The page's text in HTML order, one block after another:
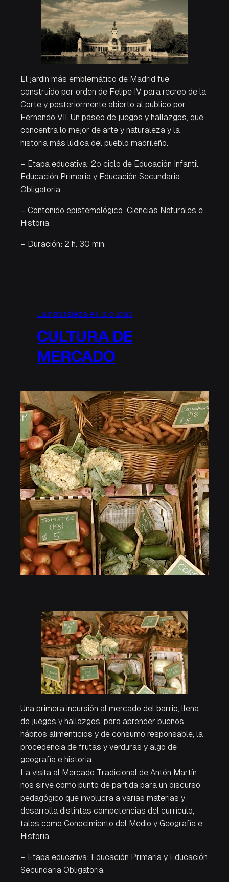
El jardín más emblemático de Madrid fue
construido por orden de Felipe IV para recreo de la
Corte y posteriormente abierto al público por
Fernando VII. Un paseo de juegos y hallazgos, que
concentra lo mejor de arte y naturaleza y la
historia más lúdica del pueblo madrileño.
– Etapa educativa: 2º ciclo de Educación Infantil,
Educación Primaria y Educación Secundaria
Obligatoria.
– Contenido epistemológico: Ciencias Naturales e
Historia.
– Duración: 2 h. 30 min.
La naturaleza en la ciudad
CULTURA DE
MERCADO
Una primera incursión al mercado del barrio, llena
de juegos y hallazgos, para aprender buenos
hábitos alimenticios y de consumo responsable, la
procedencia de frutas y verduras y algo de
geografía e historia.
La visita al Mercado Tradicional de Antón Martín
nos sirve como punto de partida para un discurso
pedagógico que involucra a varias materias y
desarrolla distintas competencias del currículo,
tales como Conocimiento del Medio y Geografía e
Historia.
– Etapa educativa: Educación Primaria y Educación
Secundaria Obligatoria.